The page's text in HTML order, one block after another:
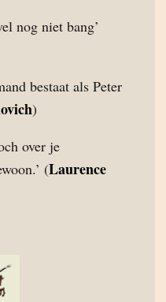
nog niet bang’
bestaat als Peter
)
over je
(Laurence